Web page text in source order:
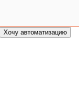
Хочу автоматизацию